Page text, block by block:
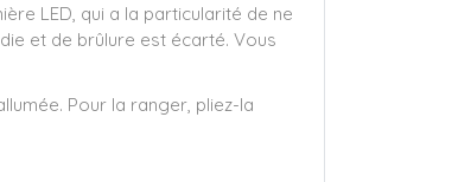
LED, qui a la particularité de ne
et de brûlure est écarté. Vous
Pour la ranger, pliez-la